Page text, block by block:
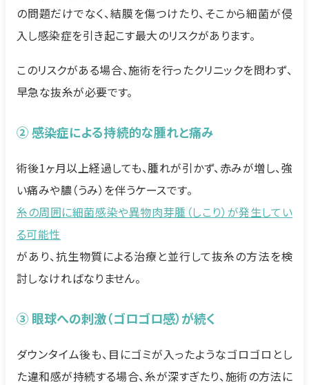
の問題だけでなく、結膜を傷つけたり、そこから細菌が侵
入し感染症を引き起こす最大のリスクがあります。
このリスクがある場合、施術を行ったクリニックを問わず、
早急な抜糸が必要です。
② 感染症による持続的な腫れと痛み
術後1ヶ月以上経過しても、腫れが引かず、赤みが増し、強
い痛みや膿（うみ）を伴うケースです。
糸の周囲に細菌感染や異物肉芽腫（しこり）が発生してい
る可能性
があり、抗生物質による治療と並行して抜糸の方法を検
討しなければなりません。
③ 眼球への刺激（ゴロゴロ感）が続く
ダウンタイム後も、目にゴミが入ったようなゴロゴロとし
た違和感が持続する場合、糸が深すぎたり、施術の方法に